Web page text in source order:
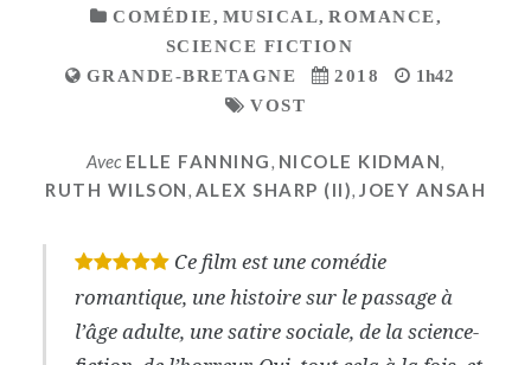
COMÉDIE, MUSICAL,ROMANCE,
SCIENCE FICTION
GRANDE-BRETAGNE
2018
1h42
VOST
Avec ELLE FANNING, NICOLE KIDMAN,
RUTH WILSON, ALEX SHARP (II), JOEY ANSAH
* * * * *
Ce film est une comédie
romantique, une histoire sur le passage à
l’âge adulte, une satire sociale, de la science-